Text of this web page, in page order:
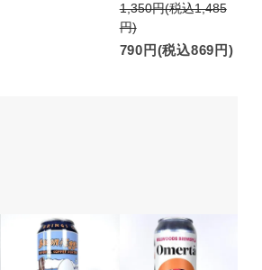
1,350円(税込1,485
円)
790円(税込869円)